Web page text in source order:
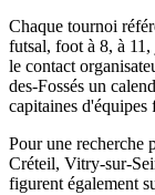
Chaque tournoi
futsal, foot à 8, à
le contact
des-Fossés un
capitaines d'équipes
Pour une recherche
Créteil, Vitry-sur-
figurent également